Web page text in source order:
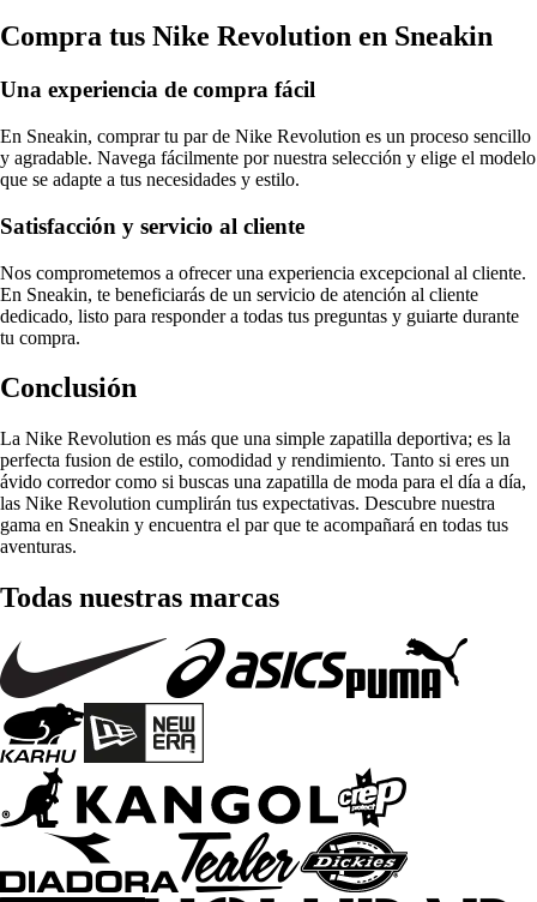
Compra tus Nike Revolution en Sneakin
Una experiencia de compra fácil
En Sneakin, comprar tu par de Nike Revolution es un proceso sencillo
y agradable. Navega fácilmente por nuestra selección y elige el modelo
que se adapte a tus necesidades y estilo.
Satisfacción y servicio al cliente
Nos comprometemos a ofrecer una experiencia excepcional al cliente.
En Sneakin, te beneficiarás de un servicio de atención al cliente
dedicado, listo para responder a todas tus preguntas y guiarte durante
tu compra.
Conclusión
La Nike Revolution es más que una simple zapatilla deportiva; es la
perfecta fusion de estilo, comodidad y rendimiento. Tanto si eres un
ávido corredor como si buscas una zapatilla de moda para el día a día,
las Nike Revolution cumplirán tus expectativas. Descubre nuestra
gama en Sneakin y encuentra el par que te acompañará en todas tus
aventuras.
Todas nuestras marcas